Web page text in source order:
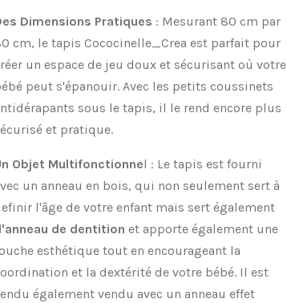
Dimensions Pratiques : Mesurant 80 cm par
cm, le tapis Cococinelle_Crea est parfait pour
un espace de jeu doux et sécurisant où votre
peut s'épanouir. Avec les petits coussinets
sous le tapis, il le rend encore plus
et pratique.
Objet Multifonctionnel : Le tapis est fourni
un anneau en bois, qui non seulement sert à
l'âge de votre enfant mais sert également
de dentition et apporte également une
esthétique tout en encourageant la
et la dextérité de votre bébé. Il est
également vendu avec un anneau effet